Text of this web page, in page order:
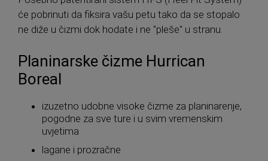
će pobrinuti da fiksira vašu petu tako da se stopalo
ne diže u čizmi dok hodate i ne "pleše" u stranu.
Planinarske čizme Hurrican
Boreal
izuzetno udobne visoke čizme za planinarenje,
pogodne za sve ture i u svim vremenskim
uvjetima
lagane i prozračne